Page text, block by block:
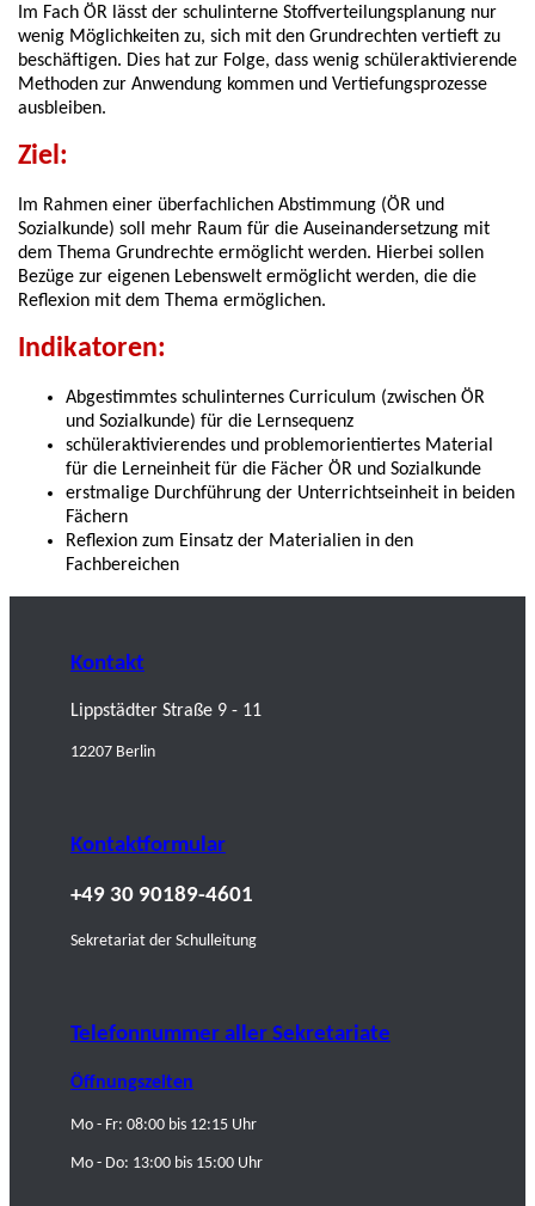
Im Fach ÖR lässt der schulinterne Stoffverteilungsplanung nur
wenig Möglichkeiten zu, sich mit den Grundrechten vertieft zu
beschäftigen. Dies hat zur Folge, dass wenig schüleraktivierende
Methoden zur Anwendung kommen und Vertiefungsprozesse
ausbleiben.
Ziel:
Im Rahmen einer überfachlichen Abstimmung (ÖR und
Sozialkunde) soll mehr Raum für die Auseinandersetzung mit
dem Thema Grundrechte ermöglicht werden. Hierbei sollen
Bezüge zur eigenen Lebenswelt ermöglicht werden, die die
Reflexion mit dem Thema ermöglichen.
Indikatoren:
Abgestimmtes schulinternes Curriculum (zwischen ÖR
und Sozialkunde) für die Lernsequenz
schüleraktivierendes und problemorientiertes Material
für die Lerneinheit für die Fächer ÖR und Sozialkunde
erstmalige Durchführung der Unterrichtseinheit in beiden
Fächern
Reflexion zum Einsatz der Materialien in den
Fachbereichen
Kontakt
Lippstädter Straße 9 - 11
12207 Berlin
Kontaktformular
+49 30 90189-4601
Sekretariat der Schulleitung
Telefonnummer aller Sekretariate
Öffnungszeiten
Mo - Fr: 08:00 bis 12:15 Uhr
Mo - Do: 13:00 bis 15:00 Uhr